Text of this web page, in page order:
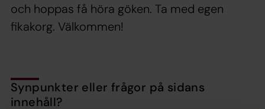
och hoppas få höra göken. Ta med egen
fikakorg. Välkommen!
Synpunkter eller frågor på sidans
innehåll?